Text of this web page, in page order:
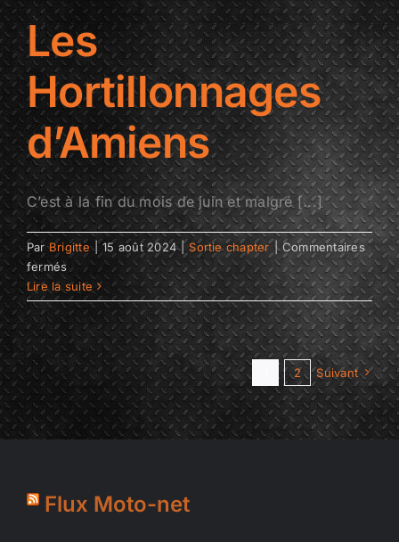
Les
Hortillonnages
d’Amiens
C’est à la fin du mois de juin et malgré [...]
ParBrigitte | 15 août 2024 | Sortie chapter | Commentaires
ferméssur
Les
Hortillonnages
d’Amiens
Lire la suite
2 Suivant
Flux Moto-net